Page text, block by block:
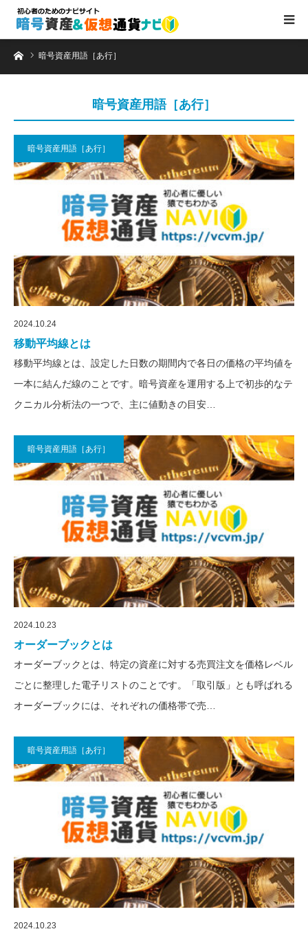
ホーム暗号資産用語［あ行］
暗号資産用語［あ行］
暗号資産用語［あ行］
2024.10.24
移動平均線とは
移動平均線とは、設定した日数の期間内で各日の価格の平均値を
一本に結んだ線のことです。暗号資産を運用する上で初歩的なテ
クニカル分析法の一つで、主に値動きの目安…
暗号資産用語［あ行］
2024.10.23
オーダーブックとは
オーダーブックとは、特定の資産に対する売買注文を価格レベル
ごとに整理した電子リストのことです。「取引版」とも呼ばれる
オーダーブックには、それぞれの価格帯で売…
暗号資産用語［あ行］
2024.10.23